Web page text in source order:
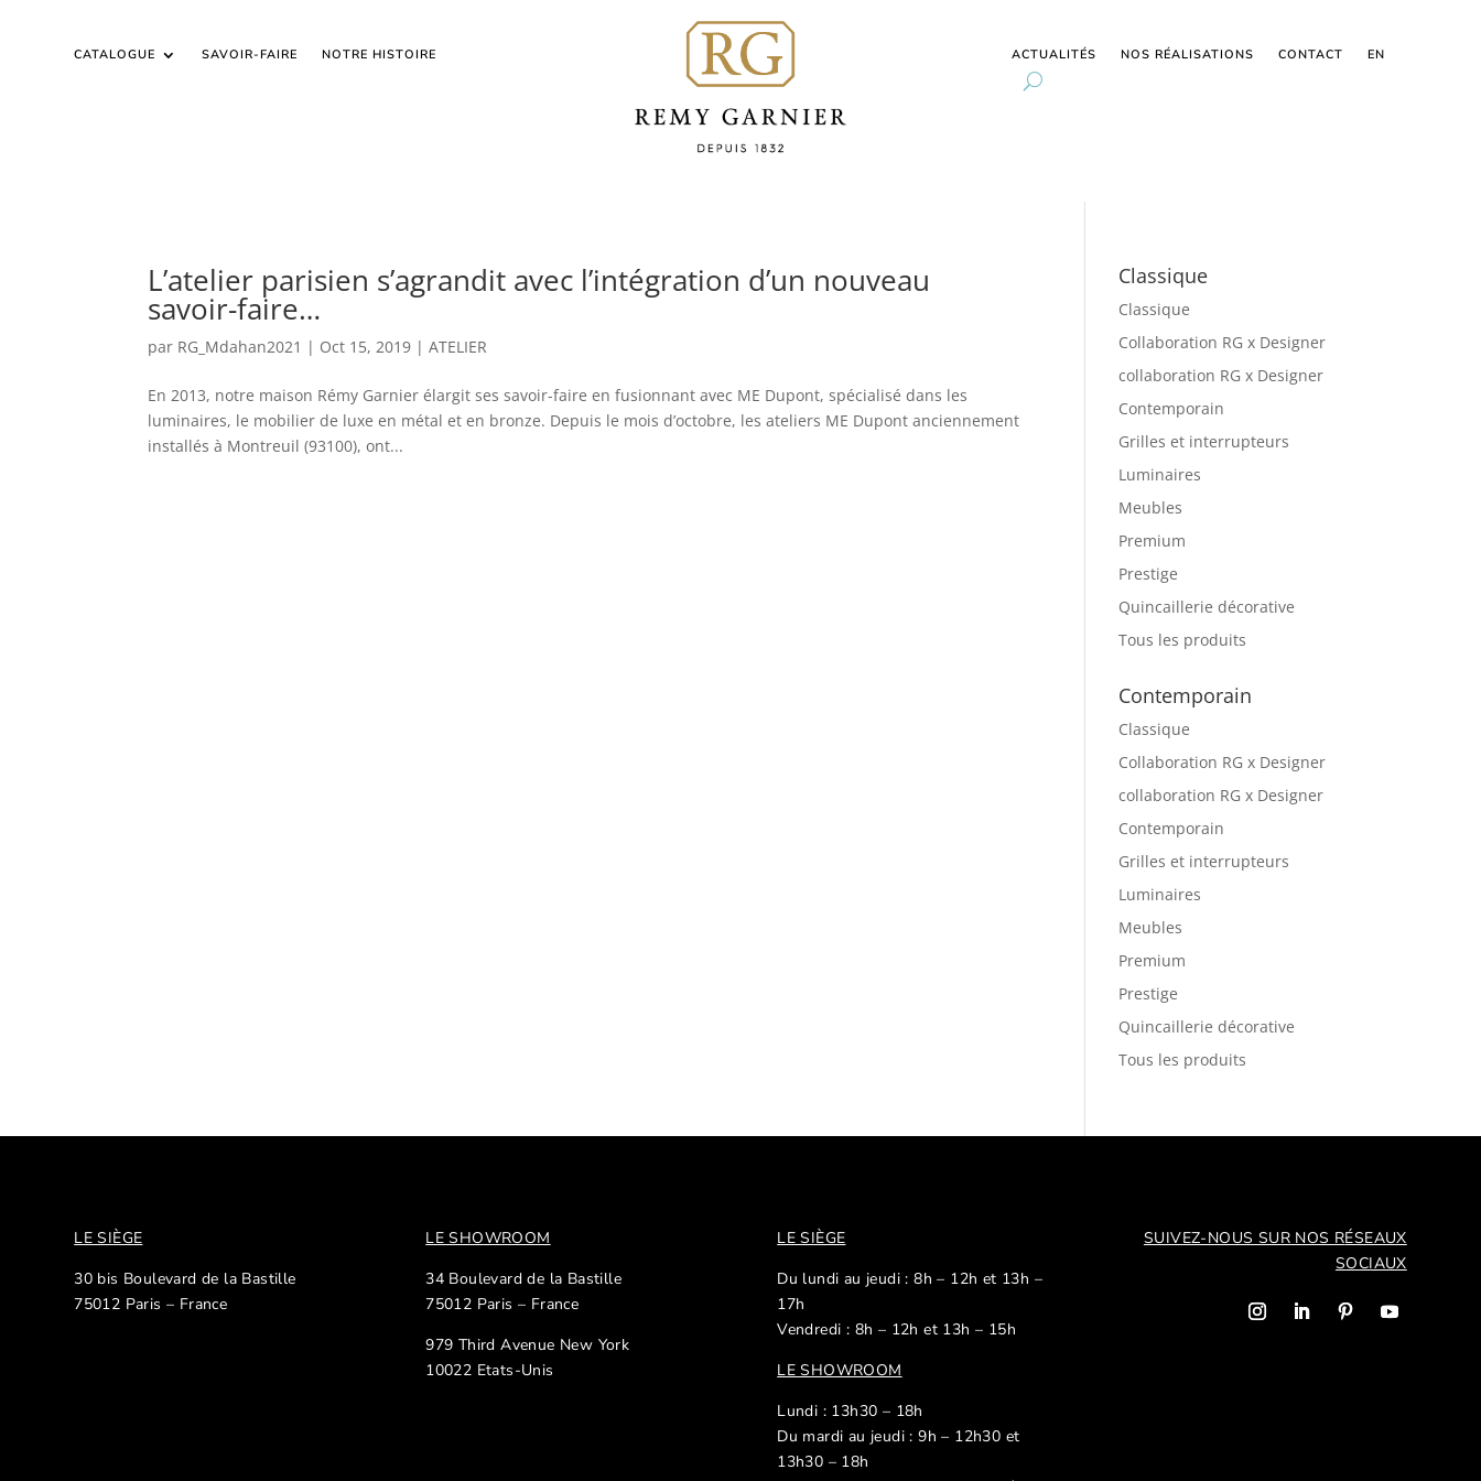
CATALOGUE SAVOIR-FAIRE NOTRE HISTOIRE ACTUALITÉS NOS RÉALISATIONS CONTACT EN
L’atelier parisien s’agrandit avec l’intégration d’un nouveau
savoir-faire…
par RG_Mdahan2021 | Oct 15, 2019 |ATELIER
En 2013, notre maison Rémy Garnier élargit ses savoir-faire en fusionnant avec ME Dupont, spécialisé dans les
luminaires, le mobilier de luxe en métal et en bronze. Depuis le mois d’octobre, les ateliers ME Dupont anciennement
installés à Montreuil (93100), ont...
Classique
Classique
Collaboration RG x Designer
collaboration RG x Designer
Contemporain
Grilles et interrupteurs
Luminaires
Meubles
Premium
Prestige
Quincaillerie décorative
Tous les produits
Contemporain
Classique
Collaboration RG x Designer
collaboration RG x Designer
Contemporain
Grilles et interrupteurs
Luminaires
Meubles
Premium
Prestige
Quincaillerie décorative
Tous les produits
LE SIÈGE
30 bis Boulevard de la Bastille
75012 Paris – France
LE SHOWROOM
34 Boulevard de la Bastille
75012 Paris – France
979 Third Avenue New York
10022 Etats-Unis
LE SIÈGE
Du lundi au jeudi : 8h – 12h et 13h –
17h
Vendredi : 8h – 12h et 13h – 15h
LE SHOWROOM
Lundi : 13h30 – 18h
Du mardi au jeudi : 9h – 12h30 et
13h30 – 18h
SUIVEZ-NOUS SUR NOS RÉSEAUX
SOCIAUX